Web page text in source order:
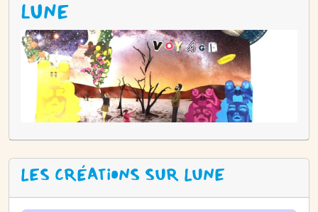
LUNE
LES CRÉATIONS SUR LUNE